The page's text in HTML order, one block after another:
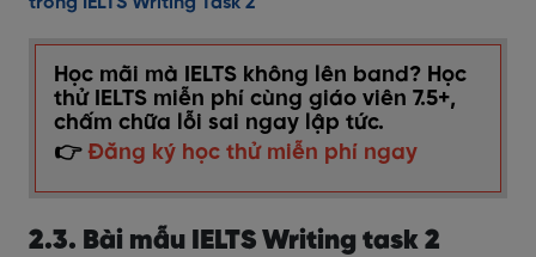
Học mãi mà IELTS không lên band? Học
thử IELTS miễn phí cùng giáo viên 7.5+,
chấm chữa lỗi sai ngay lập tức.
👉 Đăng ký học thử miễn phí ngay
2.3. Bài mẫu IELTS Writing task 2